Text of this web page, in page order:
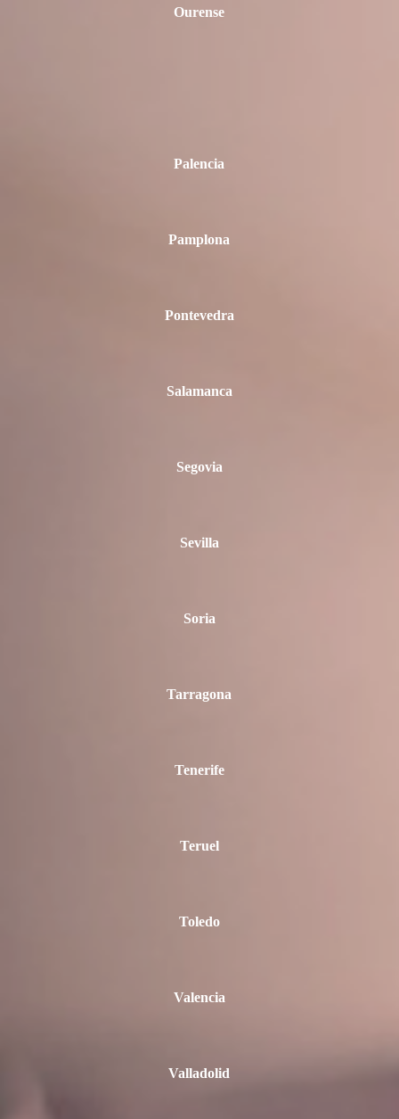
Ourense
Palencia
Pamplona
Pontevedra
Salamanca
Segovia
Sevilla
Soria
Tarragona
Tenerife
Teruel
Toledo
Valencia
Valladolid